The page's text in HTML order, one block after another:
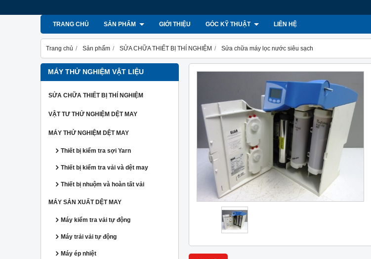
TRANG CHỦ SẢN PHẨM GIỚI THIỆU GÓC KỸ THUẬT LIÊN HỆ
Trang chủ Sản phẩm SỬA CHỮA THIẾT BỊ THÍ NGHIỆM Sửa chữa máy lọc nước siêu sạch
MÁY THỬ NGHIỆM VẬT LIỆU
SỬA CHỮA THIẾT BỊ THÍ NGHIỆM
VẬT TƯ THỬ NGHIỆM DỆT MAY
MÁY THỬ NGHIỆM DỆT MAY
Thiết bị kiểm tra sợi Yarn
Thiết bị kiểm tra vải và dệt may
Thiết bị nhuộm và hoàn tất vải
MÁY SẢN XUẤT DỆT MAY
Máy kiểm tra vải tự động
Máy trải vải tự động
Máy ép nhiệt